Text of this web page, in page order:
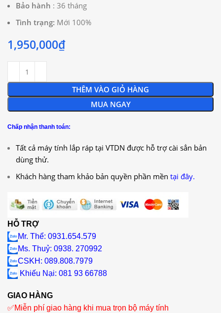
Bảo hành : 36 tháng
Tình trạng: Mới 100%
1,950,000₫
THÊM VÀO GIỎ HÀNG
MUA NGAY
Chấp nhận thanh toán:
Tất cả máy tính lắp ráp tại VTDN được hỗ trợ cài sẳn bản
dùng thử.
Khách hàng tham khảo bản quyền phần mền tại đây.
HỖ TRỢ
Mr. Thể: 0931.654.579
Ms. Thuỷ: 0938. 270992
CSKH: 089.808.7979
Khiếu Nại: 081 93 66788
GIAO HÀNG
✅Miễn phí giao hàng khi mua trọn bộ máy tính